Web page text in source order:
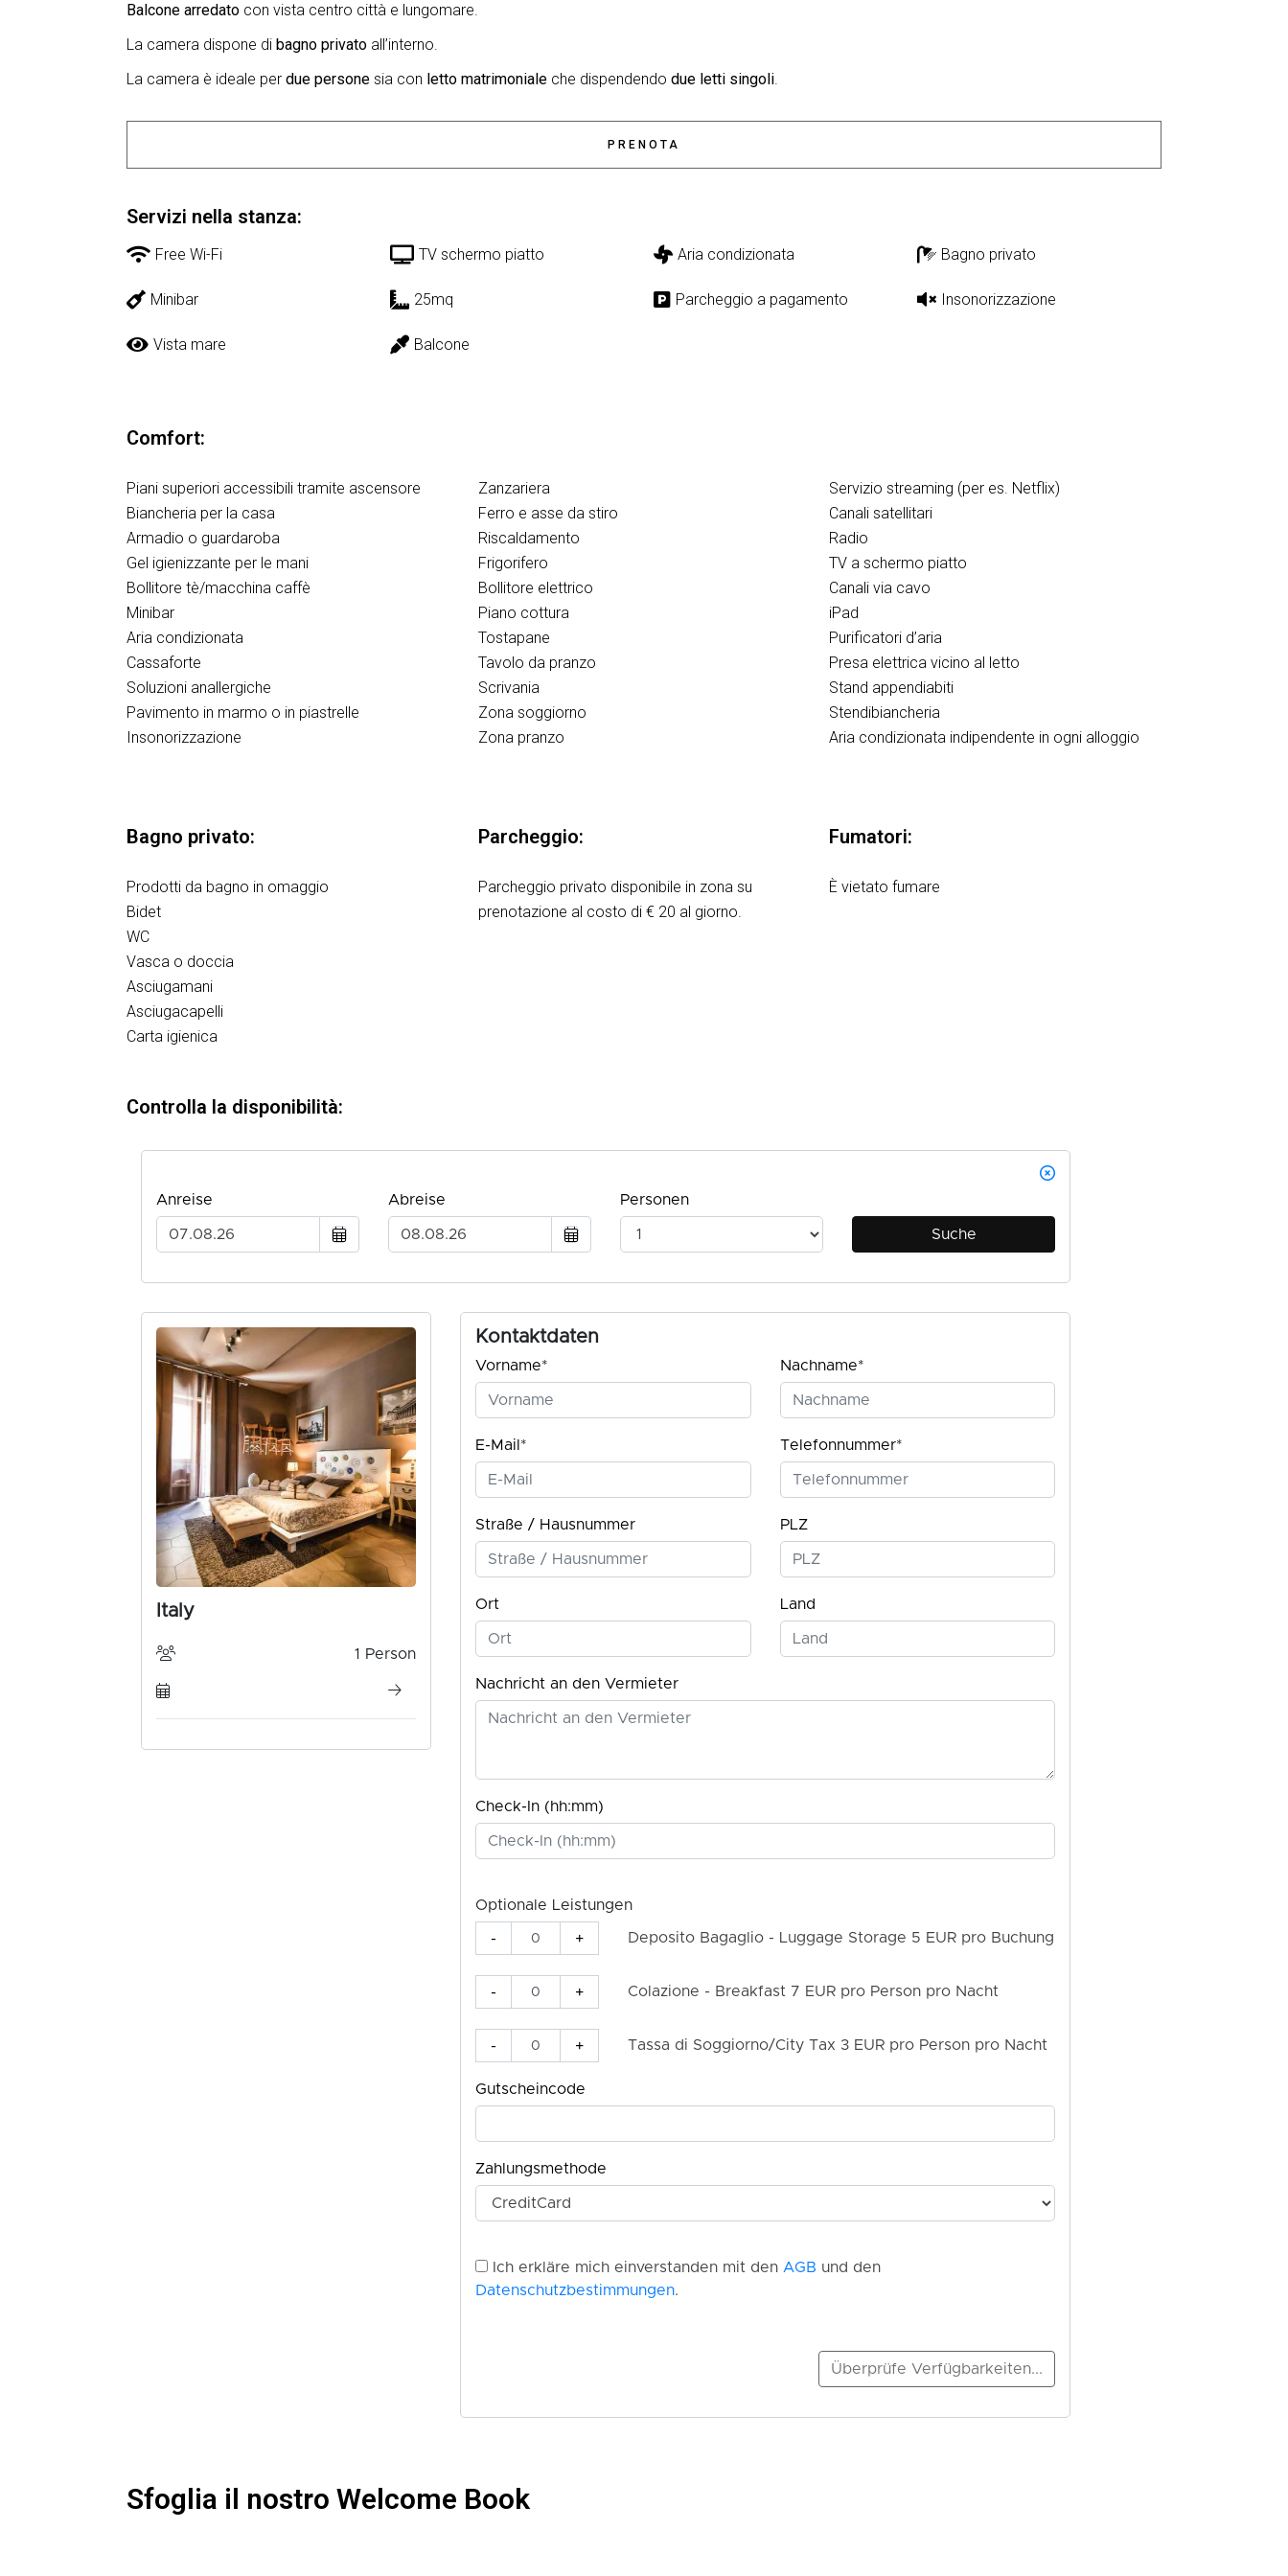
Balcone arredato con vista centro città e lungomare.
La camera dispone di bagno privato all’interno.
La camera è ideale per due persone sia con letto matrimoniale che dispendendo due letti singoli.
PRENOTA
Servizi nella stanza:
Free Wi-Fi TV schermo piatto Aria condizionata Bagno privato
Minibar 25mq Parcheggio a pagamento Insonorizzazione
Vista mare Balcone
Comfort:
Piani superiori accessibili tramite ascensore
Biancheria per la casa
Armadio o guardaroba
Gel igienizzante per le mani
Bollitore tè/macchina caffè
Minibar
Aria condizionata
Cassaforte
Soluzioni anallergiche
Pavimento in marmo o in piastrelle
Insonorizzazione
Zanzariera
Ferro e asse da stiro
Riscaldamento
Frigorifero
Bollitore elettrico
Piano cottura
Tostapane
Tavolo da pranzo
Scrivania
Zona soggiorno
Zona pranzo
Servizio streaming (per es. Netflix)
Canali satellitari
Radio
TV a schermo piatto
Canali via cavo
iPad
Purificatori d’aria
Presa elettrica vicino al letto
Stand appendiabiti
Stendibiancheria
Aria condizionata indipendente in ogni alloggio
Bagno privato:
Prodotti da bagno in omaggio
Bidet
WC
Vasca o doccia
Asciugamani
Asciugacapelli
Carta igienica
Parcheggio:
Parcheggio privato disponibile in zona su
prenotazione al costo di € 20 al giorno.
Fumatori:
È vietato fumare
Controlla la disponibilità:
Sfoglia il nostro Welcome Book